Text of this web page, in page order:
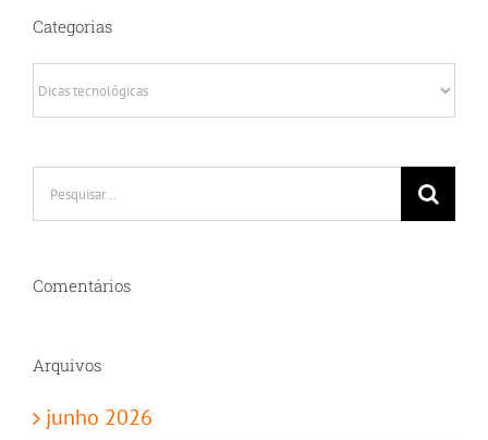
Categorias
Categorias
resultados
Comentários
Arquivos
junho 2026